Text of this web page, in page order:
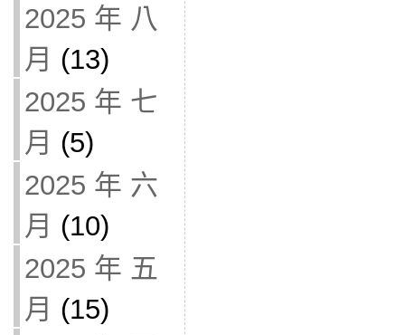
2025 年 八
月 (13)
2025 年 七
月 (5)
2025 年 六
月 (10)
2025 年 五
月 (15)